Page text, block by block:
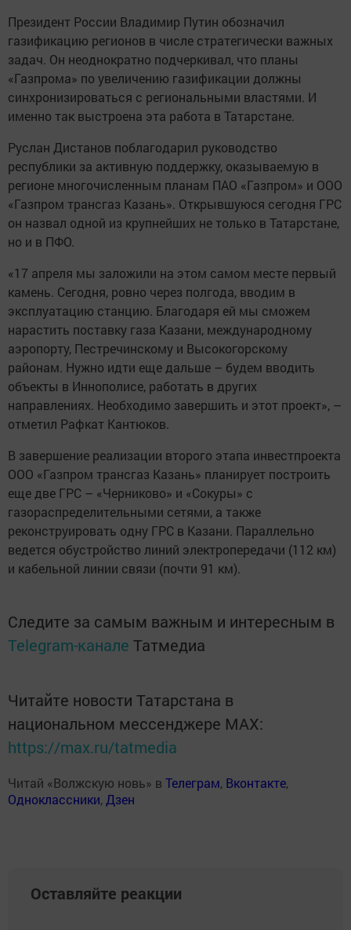
Президент России Владимир Путин обозначил
газификацию регионов в числе стратегически важных
задач. Он неоднократно подчеркивал, что планы
«Газпрома» по увеличению газификации должны
синхронизироваться с региональными властями. И
именно так выстроена эта работа в Татарстане.
Руслан Дистанов поблагодарил руководство
республики за активную поддержку, оказываемую в
регионе многочисленным планам ПАО «Газпром» и ООО
«Газпром трансгаз Казань». Открывшуюся сегодня ГРС
он назвал одной из крупнейших не только в Татарстане,
но и в ПФО.
«17 апреля мы заложили на этом самом месте первый
камень. Сегодня, ровно через полгода, вводим в
эксплуатацию станцию. Благодаря ей мы сможем
нарастить поставку газа Казани, международному
аэропорту, Пестречинскому и Высокогорскому
районам. Нужно идти еще дальше – будем вводить
объекты в Иннополисе, работать в других
направлениях. Необходимо завершить и этот проект», –
отметил Рафкат Кантюков.
В завершение реализации второго этапа инвестпроекта
ООО «Газпром трансгаз Казань» планирует построить
еще две ГРС – «Черниково» и «Сокуры» с
газораспределительными сетями, а также
реконструировать одну ГРС в Казани. Параллельно
ведется обустройство линий электропередачи (112 км)
и кабельной линии связи (почти 91 км).
Следите за самым важным и интересным в
Telegram-канале Татмедиа
Читайте новости Татарстана в
национальном мессенджере MАХ:
https://max.ru/tatmedia
Читай «Волжскую новь» в Телеграм, Вконтакте,
Одноклассники,Дзен
Оставляйте реакции